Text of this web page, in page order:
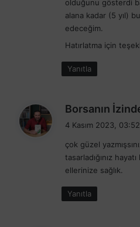
olduğunu gösterdi
alana kadar (5 yıl)
edeceğim.
Hatırlatma için
Yanıtla
Borsanın
4 Kasım 2023, 03:52
çok güzel
tasarladığınız
ellerinize sağlık.
Yanıtla